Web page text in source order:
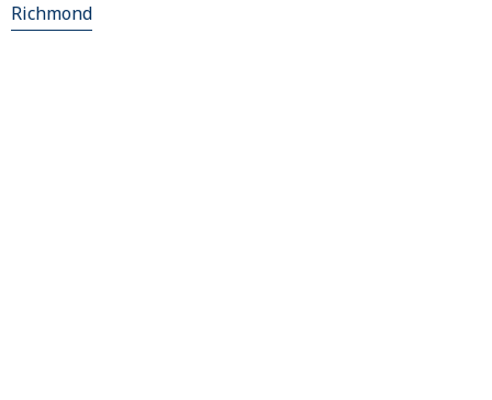
Richmond